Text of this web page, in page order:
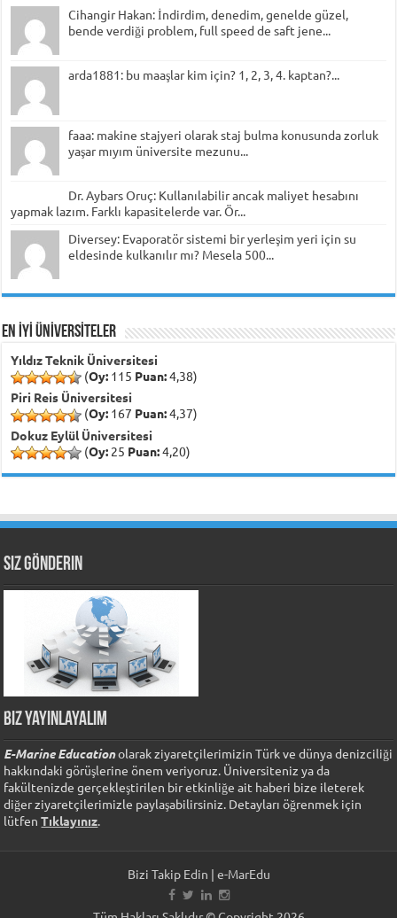
Cihangir Hakan: İndirdim, denedim, genelde güzel,
bende verdiği problem, full speed de saft jene...
arda1881: bu maaşlar kim için? 1, 2, 3, 4. kaptan?...
faaa: makine stajyeri olarak staj bulma konusunda zorluk
yaşar mıyım üniversite mezunu...
Dr. Aybars Oruç: Kullanılabilir ancak maliyet hesabını
yapmak lazım. Farklı kapasitelerde var. Ör...
Diversey: Evaporatör sistemi bir yerleşim yeri için su
eldesinde kulkanılır mı? Mesela 500...
EN İYİ ÜNİVERSİTELER
Yıldız Teknik Üniversitesi
(Oy: 115 Puan:4,38)
Piri Reis Üniversitesi
(Oy: 167 Puan:4,37)
Dokuz Eylül Üniversitesi
(Oy: 25 Puan:4,20)
Siz Gönderin
Biz Yayınlayalım
E-Marine Educationolarak ziyaretçilerimizin Türk ve dünya denizciliği
hakkındaki görüşlerine önem veriyoruz. Üniversiteniz ya da
fakültenizde gerçekleştirilen bir etkinliğe ait haberi bize ileterek
diğer ziyaretçilerimizle paylaşabilirsiniz. Detayları öğrenmek için
lütfenTıklayınız.
Bizi Takip Edin | e-MarEdu